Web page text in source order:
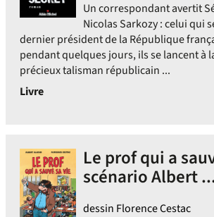
Un correspondant avertit
Nicolas Sarkozy : celui qui
dernier président de la République
pendant quelques jours, ils se lancent à
précieux talisman républicain ...
Livre
Le prof qui a
scénario Albert
dessin Florence Cestac